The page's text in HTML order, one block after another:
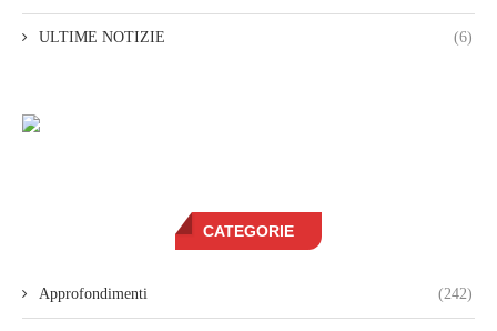
ULTIME NOTIZIE (6)
CATEGORIE
Approfondimenti (242)